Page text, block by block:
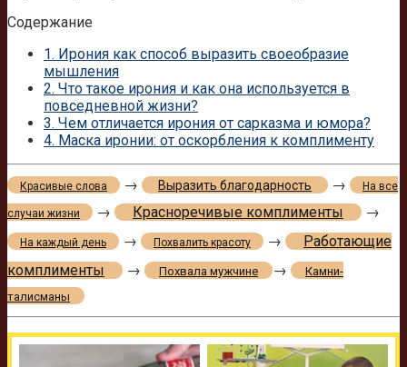
Содержание
1. Ирония как способ выразить своеобразие
мышления
2. Что такое ирония и как она используется в
повседневной жизни?
3. Чем отличается ирония от сарказма и юмора?
4. Маска иронии: от оскорбления к комплименту
Красивые слова → Выразить благодарность → На все
случаи жизни → Красноречивые комплименты →
На каждый день → Похвалить красоту →
Работающие
комплименты
→ Похвала мужчине →
Камни-
талисманы